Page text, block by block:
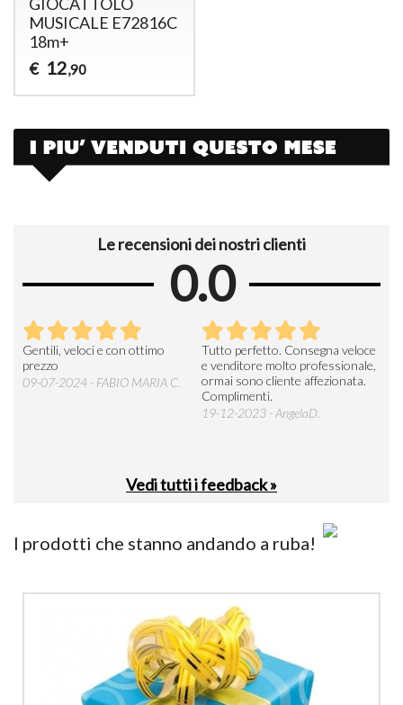
MUSICALE E72816C
18m+
€ 12,90
Le recensioni dei nostri clienti
0.0
Gentili, veloci e con ottimo
prezzo
09-07-2024 - FABIO MARIA C.
Tutto perfetto. Consegna veloce
e venditore molto professionale,
ormai sono cliente affezionata.
Complimenti.
19-12-2023 - AngelaD.
Vedi tutti i feedback »
I prodotti che stanno andando a ruba!